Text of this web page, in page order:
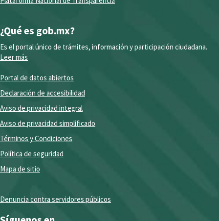
¿Qué es gob.mx?
Es el portal único de trámites, información y participación ciudadana.
Leer más
Portal de datos abiertos
Declaración de accesibilidad
Aviso de privacidad integral
Aviso de privacidad simplificado
Términos y Condiciones
Política de seguridad
Mapa de sitio
Denuncia contra servidores públicos